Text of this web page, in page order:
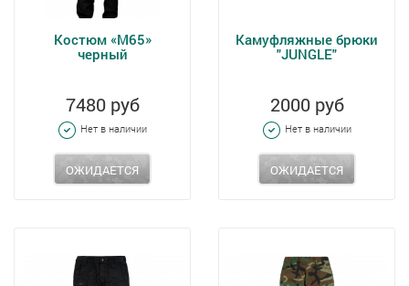
Костюм «М65»
черный
7480 руб
Нет в наличии
ОЖИДАЕТСЯ
Камуфляжные брюки
"JUNGLE"
2000 руб
Нет в наличии
ОЖИДАЕТСЯ